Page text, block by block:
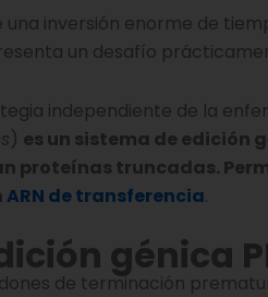
inversión enorme de
un desafío
independiente de la
) es un sistema de edición
proteínas truncadas.
ARN de transferencia.
génica
de terminación